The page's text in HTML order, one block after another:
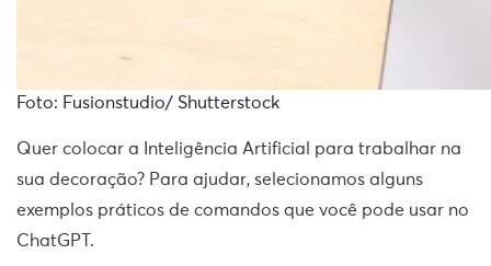
Foto: Fusionstudio/ Shutterstock
Quer colocar a Inteligência Artificial para trabalhar na
sua decoração? Para ajudar, selecionamos alguns
exemplos práticos de comandos que você pode usar no
ChatGPT.